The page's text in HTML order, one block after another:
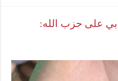
على حزب الله: